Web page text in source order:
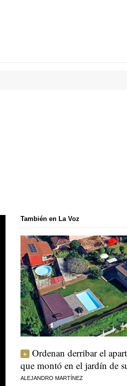
También en La Voz
Ordenan derribar el
que montó en el jardín de
ALEJANDRO MARTÍNEZ